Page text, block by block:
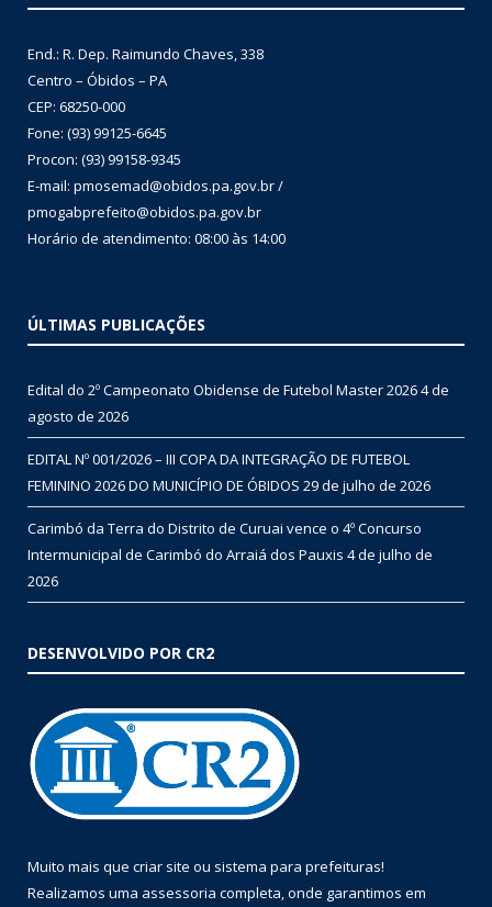
End.: R. Dep. Raimundo Chaves, 338
Centro – Óbidos – PA
CEP: 68250-000
Fone: (93) 99125-6645
Procon: (93) 99158-9345
E-mail: pmosemad@obidos.pa.gov.br /
pmogabprefeito@obidos.pa.gov.br
Horário de atendimento: 08:00 às 14:00
ÚLTIMAS PUBLICAÇÕES
Edital do 2º Campeonato Obidense de Futebol Master 20264 de
agosto de 2026
EDITAL Nº 001/2026 – III COPA DA INTEGRAÇÃO DE FUTEBOL
FEMININO 2026 DO MUNICÍPIO DE ÓBIDOS 29 de julho de 2026
Carimbó da Terra do Distrito de Curuai vence o 4º Concurso
Intermunicipal de Carimbó do Arraiá dos Pauxis 4 de julho de
2026
DESENVOLVIDO POR CR2
Muito mais que criar site ou sistema para prefeituras!
Realizamos uma assessoria completa, onde garantimos em